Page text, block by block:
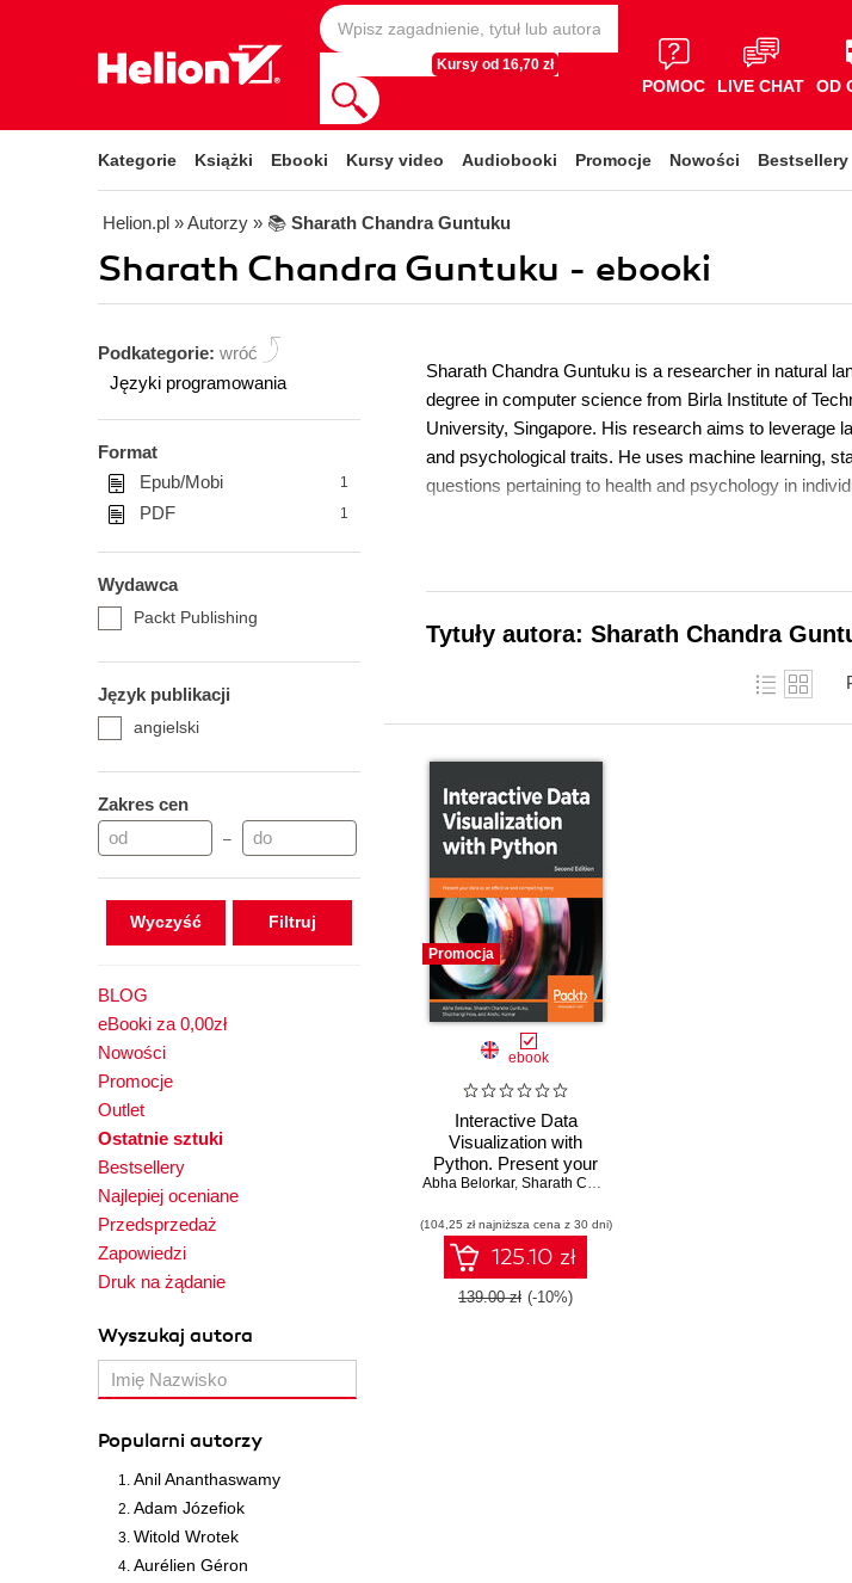
Kursy od 16,70 zł
POMOC LIVE CHAT OD
Kategorie Książki Ebooki Kursy video Audiobooki Promocje Nowości Bestsellery
Helion.pl » Autorzy » 📚 Sharath Chandra Guntuku
Sharath Chandra Guntuku - ebooki
Podkategorie: wróć
Języki programowania
Format
Epub/Mobi
1
PDF 1
Wydawca
Packt Publishing
Język publikacji
angielski
Zakres cen
–
Wyczyść
BLOG
eBooki za 0,00zł
Nowości
Promocje
Outlet
Ostatnie sztuki
Bestsellery
Najlepiej oceniane
Przedsprzedaż
Zapowiedzi
Druk na żądanie
Wyszukaj autora
Popularni autorzy
Anil Ananthaswamy
Adam Józefiok
Witold Wrotek
Aurélien Géron
Sharath Chandra Guntuku is a researcher in natural
degree in computer science from Birla Institute of
University, Singapore. His research aims to leverage
and psychological traits. He uses machine learning,
questions pertaining to health and psychology in
Tytuły autora: Sharath Chandra
Promocja
ebook
Interactive Data
Visualization with
Python. Present your
data as an effective and
Second Edition
Abha Belorkar, Sharath Chandra Guntuku
(104,25 zł najniższa cena z 30 dni)
125.10 zł
139.00 zł (-10%)